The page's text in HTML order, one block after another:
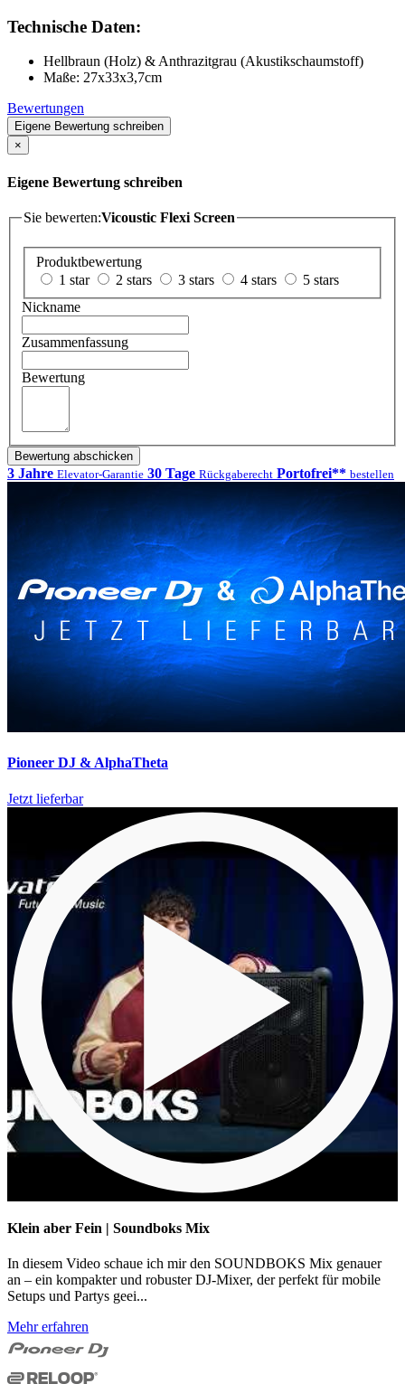
Technische Daten:
Hellbraun (Holz) & Anthrazitgrau (Akustikschaumstoff)
Maße: 27x33x3,7cm
Bewertungen
Eigene Bewertung schreiben
×
Eigene Bewertung schreiben
Sie bewerten:Vicoustic Flexi Screen
Produktbewertung
1 star
2 stars 3 stars 4 stars
5 stars
Nickname
Zusammenfassung
Bewertung
Bewertung abschicken
3 Jahre Elevator-Garantie 30 Tage Rückgaberecht Portofrei** bestellen
Pioneer DJ & AlphaTheta
Jetzt lieferbar
Klein aber Fein | Soundboks Mix
In diesem Video schaue ich mir den SOUNDBOKS Mix genauer
an – ein kompakter und robuster DJ-Mixer, der perfekt für mobile
Setups und Partys geei...
Mehr erfahren